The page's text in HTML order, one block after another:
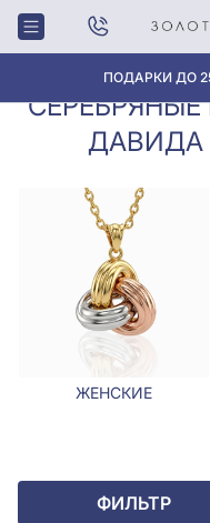
ПОДАРКИ ДО
Главная
Кулоны,
Подвески
ДАВИДА
ЖЕНСКИЕ
ФИЛЬТР